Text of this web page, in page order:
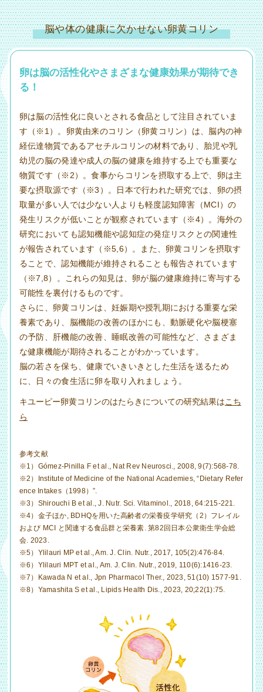
脳や体の健康に欠かせない卵黄コリン
卵は脳の活性化やさまざまな健康効果が期待でき
る！
卵は脳の活性化に良いとされる食品として注目されていま
す（※1）。卵黄由来のコリン（卵黄コリン）は、脳内の神
経伝達物質であるアセチルコリンの材料であり、胎児や乳
幼児の脳の発達や成人の脳の健康を維持する上でも重要な
物質です（※2）。食事からコリンを摂取する上で、卵は主
要な摂取源です（※3）。日本で行われた研究では、卵の摂
取量が多い人では少ない人よりも軽度認知障害（MCI）の
発生リスクが低いことが観察されています（※4）。海外の
研究においても認知機能や認知症の発症リスクとの関連性
が報告されています（※5,6）。また、卵黄コリンを摂取す
ることで、認知機能が維持されることも報告されています
（※7,8）。これらの知見は、卵が脳の健康維持に寄与する
可能性を裏付けるものです。
さらに、卵黄コリンは、妊娠期や授乳期における重要な栄
養素であり、脳機能の改善のほかにも、動脈硬化や脳梗塞
の予防、肝機能の改善、睡眠改善の可能性など、さまざま
な健康機能が期待されることがわかっています。
脳の若さを保ち、健康でいきいきとした生活を送るため
に、日々の食生活に卵を取り入れましょう。
キユーピー卵黄コリンのはたらきについての研究結果はこち
ら
参考文献
※1）Gómez-Pinilla F et al., Nat Rev Neurosci., 2008, 9(7):568-78.
※2）Institute of Medicine of the National Academies, “Dietary Refer
ence Intakes（1998）”.
※3）Shirouchi B et al., J. Nutr. Sci. Vitaminol., 2018, 64:215-221.
※4）金子ほか, BDHQを用いた高齢者の栄養疫学研究（2）フレイル
および MCI と関連する食品群と栄養素. 第82回日本公衆衛生学会総
会. 2023.
※5）Ylilauri MP et al., Am. J. Clin. Nutr., 2017, 105(2):476-84.
※6）Ylilauri MPT et al., Am. J. Clin. Nutr., 2019, 110(6):1416-23.
※7）Kawada N et al., Jpn Pharmacol Ther., 2023, 51(10) 1577-91.
※8）Yamashita S et al., Lipids Health Dis., 2023, 20;22(1):75.